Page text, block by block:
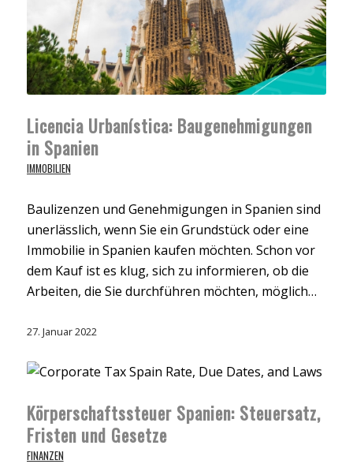
Licencia Urbanística: Baugenehmigungen
in Spanien
IMMOBILIEN
Baulizenzen und Genehmigungen in Spanien sind
unerlässlich, wenn Sie ein Grundstück oder eine
Immobilie in Spanien kaufen möchten. Schon vor
dem Kauf ist es klug, sich zu informieren, ob die
Arbeiten, die Sie durchführen möchten, möglich…
27. Januar 2022
Körperschaftssteuer Spanien: Steuersatz,
Fristen und Gesetze
FINANZEN